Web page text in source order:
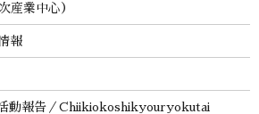
産業中心）
報
動報告／Chiikiokoshikyouryokutai